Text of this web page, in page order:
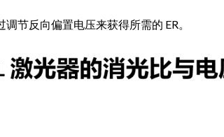
节反向偏置电压来获得所需的 ER。